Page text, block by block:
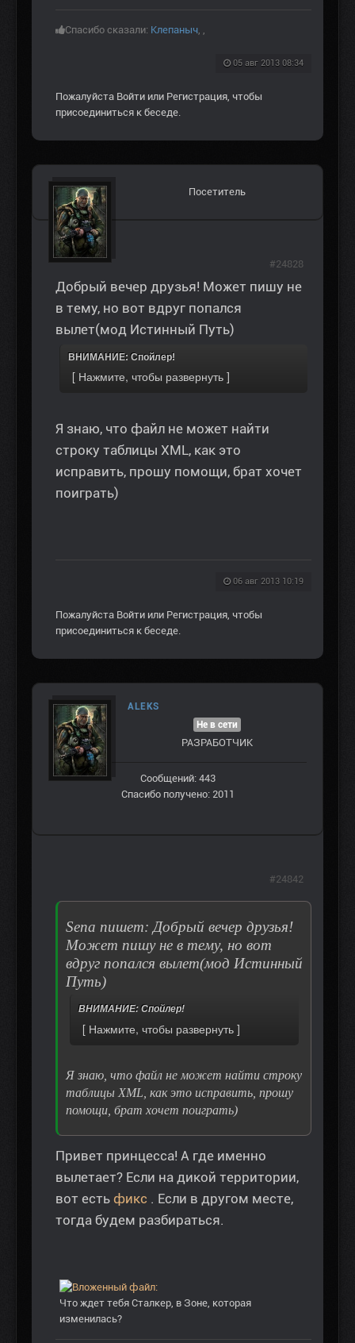
Спасибо сказали: Клепаныч, ,
05 авг 2013 08:34
Пожалуйста Войти или Регистрация, чтобы
присоединиться к беседе.
Посетитель
Добрый вечер друзья! Может пишу не
в тему, но вот вдруг попался
вылет(мод Истинный Путь)
ВНИМАНИЕ: Спойлер!
Я знаю, что файл не может найти
строку таблицы XML, как это
исправить, прошу помощи, брат хочет
поиграть)
06 авг 2013 10:19
#24828
Пожалуйста Войти или Регистрация, чтобы
присоединиться к беседе.
ALEKS
Не в сети
РАЗРАБОТЧИК
Сообщений: 443
Спасибо получено: 2011
Sena пишет: Добрый вечер друзья!
Может пишу не в тему, но вот
вдруг попался вылет(мод Истинный
Путь)
ВНИМАНИЕ: Спойлер!
Я знаю, что файл не может найти строку
таблицы XML, как это исправить, прошу
помощи, брат хочет поиграть)
Привет принцесса! А где именно
вылетает? Если на дикой территории,
вот есть фикс . Если в другом месте,
тогда будем разбираться.
Что ждет тебя Сталкер, в Зоне, которая
изменилась?
#24842